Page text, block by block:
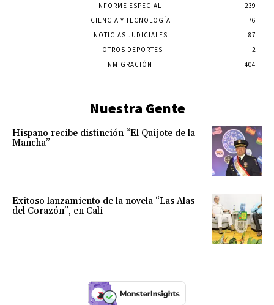
INFORME ESPECIAL
239
CIENCIA Y TECNOLOGÍA
76
NOTICIAS JUDICIALES
87
OTROS DEPORTES
2
INMIGRACIÓN
404
Nuestra Gente
Hispano recibe distinción “El Quijote de la
Mancha”
Exitoso lanzamiento de la novela “Las Alas
del Corazón”, en Cali